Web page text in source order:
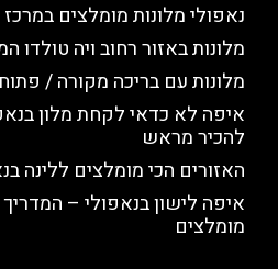
נאפולי מלונות מומלצים
מלונות באזור רחוב ויה טולדו
מלונות עם בריכה מקורה /
איפה לא כדאי לקחת מלון
להכיר מראש
האזורים הכי מומלצים ללינה
איפה לישון בנאפולי –
מומלצים